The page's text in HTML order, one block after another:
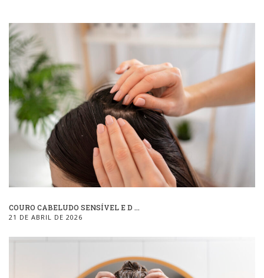
COURO CABELUDO SENSÍVEL E D ...
21 DE ABRIL DE 2026